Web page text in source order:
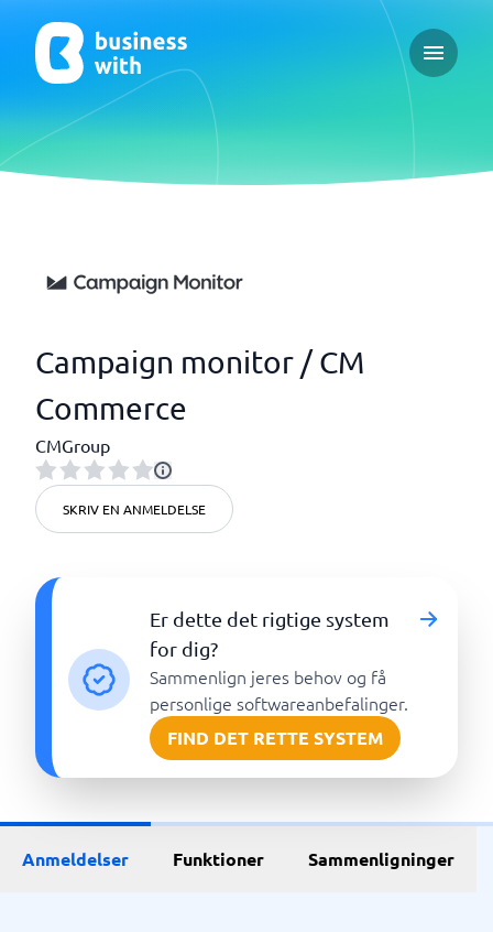
Open
Campaign monitor / CM
Commerce
CMGroup
SKRIV EN ANMELDELSE
Er dette det rigtige system
for dig?
Sammenlign jeres behov og få
personlige softwareanbefalinger.
FIND DET RETTE SYSTEM
Anmeldelser Funktioner Sammenligninger